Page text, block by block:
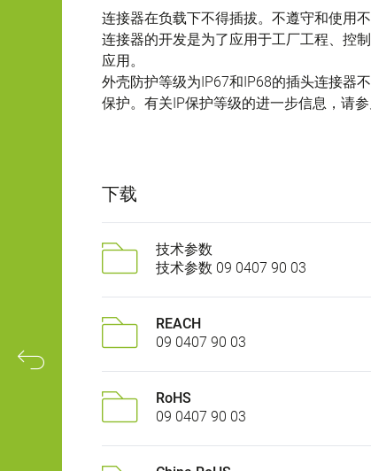
连接器在负载下不得插拔。不遵守和使用不
连接器的开发是为了应用于工厂工程、控
应用。
外壳防护等级为IP67和IP68的插头连接器
保护。有关IP保护等级的进一步信息，请参
下载
技术参数
技术参数 09 0407 90 03
REACH
09 0407 90 03
RoHS
09 0407 90 03